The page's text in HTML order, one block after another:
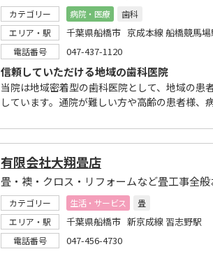
カテゴリー 病院・医療
歯科
エリア・駅
千葉県船橋市 京成本線 船橋競馬場
電話番号 047-437-1120
信頼していただける地域の歯科医院
当院は地域密着型の歯科医院として、地域の患
しています。通院が難しい方や高齢の患者様、
有限会社大翔畳店
畳・襖・クロス・リフォームなど畳工事全
カテゴリー 生活・サービス
畳
エリア・駅
千葉県船橋市 新京成線 習志野駅
電話番号 047-456-4730